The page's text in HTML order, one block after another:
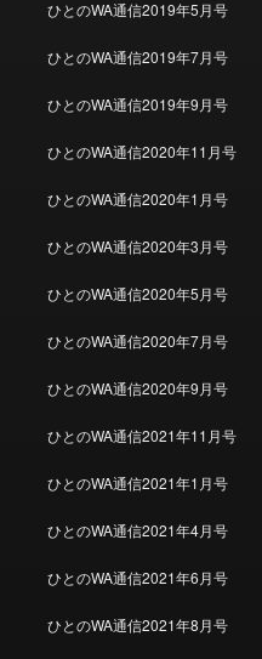
ひとのWA通信2019年5月号
ひとのWA通信2019年7月号
ひとのWA通信2019年9月号
ひとのWA通信2020年11月号
ひとのWA通信2020年1月号
ひとのWA通信2020年3月号
ひとのWA通信2020年5月号
ひとのWA通信2020年7月号
ひとのWA通信2020年9月号
ひとのWA通信2021年11月号
ひとのWA通信2021年1月号
ひとのWA通信2021年4月号
ひとのWA通信2021年6月号
ひとのWA通信2021年8月号